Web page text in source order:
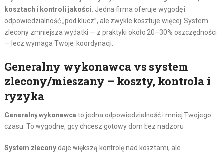
kosztach i kontroli jakości. Jedna firma oferuje wygodę i
odpowiedzialność „pod klucz”, ale zwykle kosztuje więcej. System
zlecony zmniejsza wydatki — z praktyki około 20–30% oszczędności
— lecz wymaga Twojej koordynacji.
Generalny wykonawca vs system
zlecony/mieszany – koszty, kontrola i
ryzyka
Generalny wykonawca to jedna odpowiedzialność i mniej Twojego
czasu. To wygodne, gdy chcesz gotowy dom bez nadzoru.
System zleconydaje większą kontrolę nad kosztami, ale